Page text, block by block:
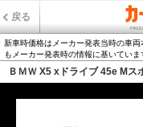
戻る
新車時価格はメーカー発表当時の車
もメーカー発表時の情報に基いていま
ＢＭＷ X5 xドライブ 45e Mス